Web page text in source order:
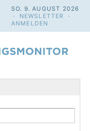
SO. 9. AUGUST 2026
· NEWSLETTER
·
ANMELDEN